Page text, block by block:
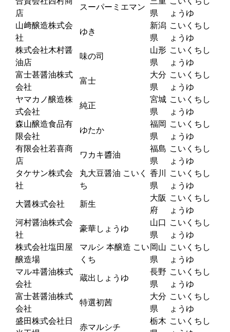
店
スーパーミエマン
県
ょうゆ
山﨑醸造株式会
社
ゆき
新潟
県
こいくちし
ょうゆ
株式会社木村醤
油店
味の司
山形
県
こいくちし
ょうゆ
富士甚醤油株式
会社
富士
大分
県
こいくちし
ょうゆ
ヤマカノ醸造株
式会社
純正
宮城
県
こいくちし
ょうゆ
森山醸造食品有
限会社
ゆたか
福岡
県
こいくちし
ょうゆ
有限会社若喜商
店
ワカキ醬油
福島
県
こいくちし
ょうゆ
タケサン株式会
社
丸大豆醤油 こいく
ち
香川
県
こいくちし
ょうゆ
大醤株式会社
新生
大阪
府
こいくちし
ょうゆ
河村醤油株式会
社
豪華しょうゆ
山口
県
こいくちし
ょうゆ
株式会社塩田屋
醸造場
マルシ 本醸造 こい
くち
岡山
県
こいくちし
ょうゆ
マルヰ醤油株式
会社
蔵出しょうゆ
長野
県
こいくちし
ょうゆ
富士甚醤油株式
会社
特選初茜
大分
県
こいくちし
ょうゆ
盛田株式会社日
赤マルシチ
栃木 こいくちし